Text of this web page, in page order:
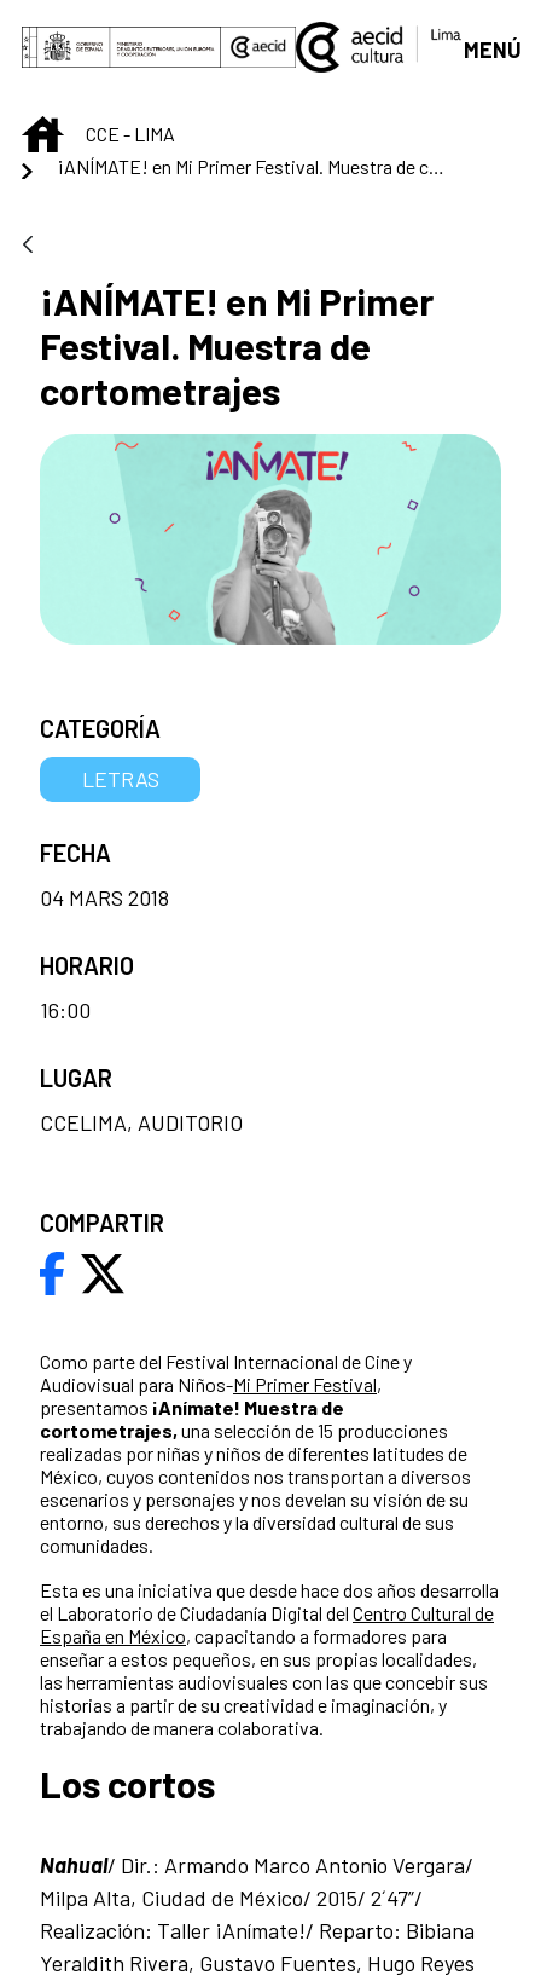
Saut au contenu principal
MENÚ
INICIOCCE - LIMA
¡ANÍMATE! en Mi Primer Festival. Muestra de cortometrajes
¡ANÍMATE! en Mi Primer
Festival. Muestra de
cortometrajes
Como parte del Festival Internacional de Cine y
Audiovisual para Niños-Mi Primer Festival,
presentamos ¡Anímate! Muestra de
cortometrajes, una selección de 15 producciones
realizadas por niñas y niños de diferentes latitudes de
México, cuyos contenidos nos transportan a diversos
escenarios y personajes y nos develan su visión de su
entorno, sus derechos y la diversidad cultural de sus
comunidades.
Esta es una iniciativa que desde hace dos años desarrolla
el Laboratorio de Ciudadanía Digital del Centro Cultural de
España en México, capacitando a formadores para
enseñar a estos pequeños, en sus propias localidades,
las herramientas audiovisuales con las que concebir sus
historias a partir de su creatividad e imaginación, y
trabajando de manera colaborativa.
Los cortos
Nahual/ Dir.: Armando Marco Antonio Vergara/
Milpa Alta, Ciudad de México/ 2015/ 2´47”/
Realización: Taller ¡Anímate!/ Reparto: Bibiana
Yeraldith Rivera, Gustavo Fuentes, Hugo Reyes
CATEGORÍA
LETRAS
FECHA
04 MARS 2018
HORARIO
16:00
LUGAR
CCELIMA, AUDITORIO
COMPARTIR